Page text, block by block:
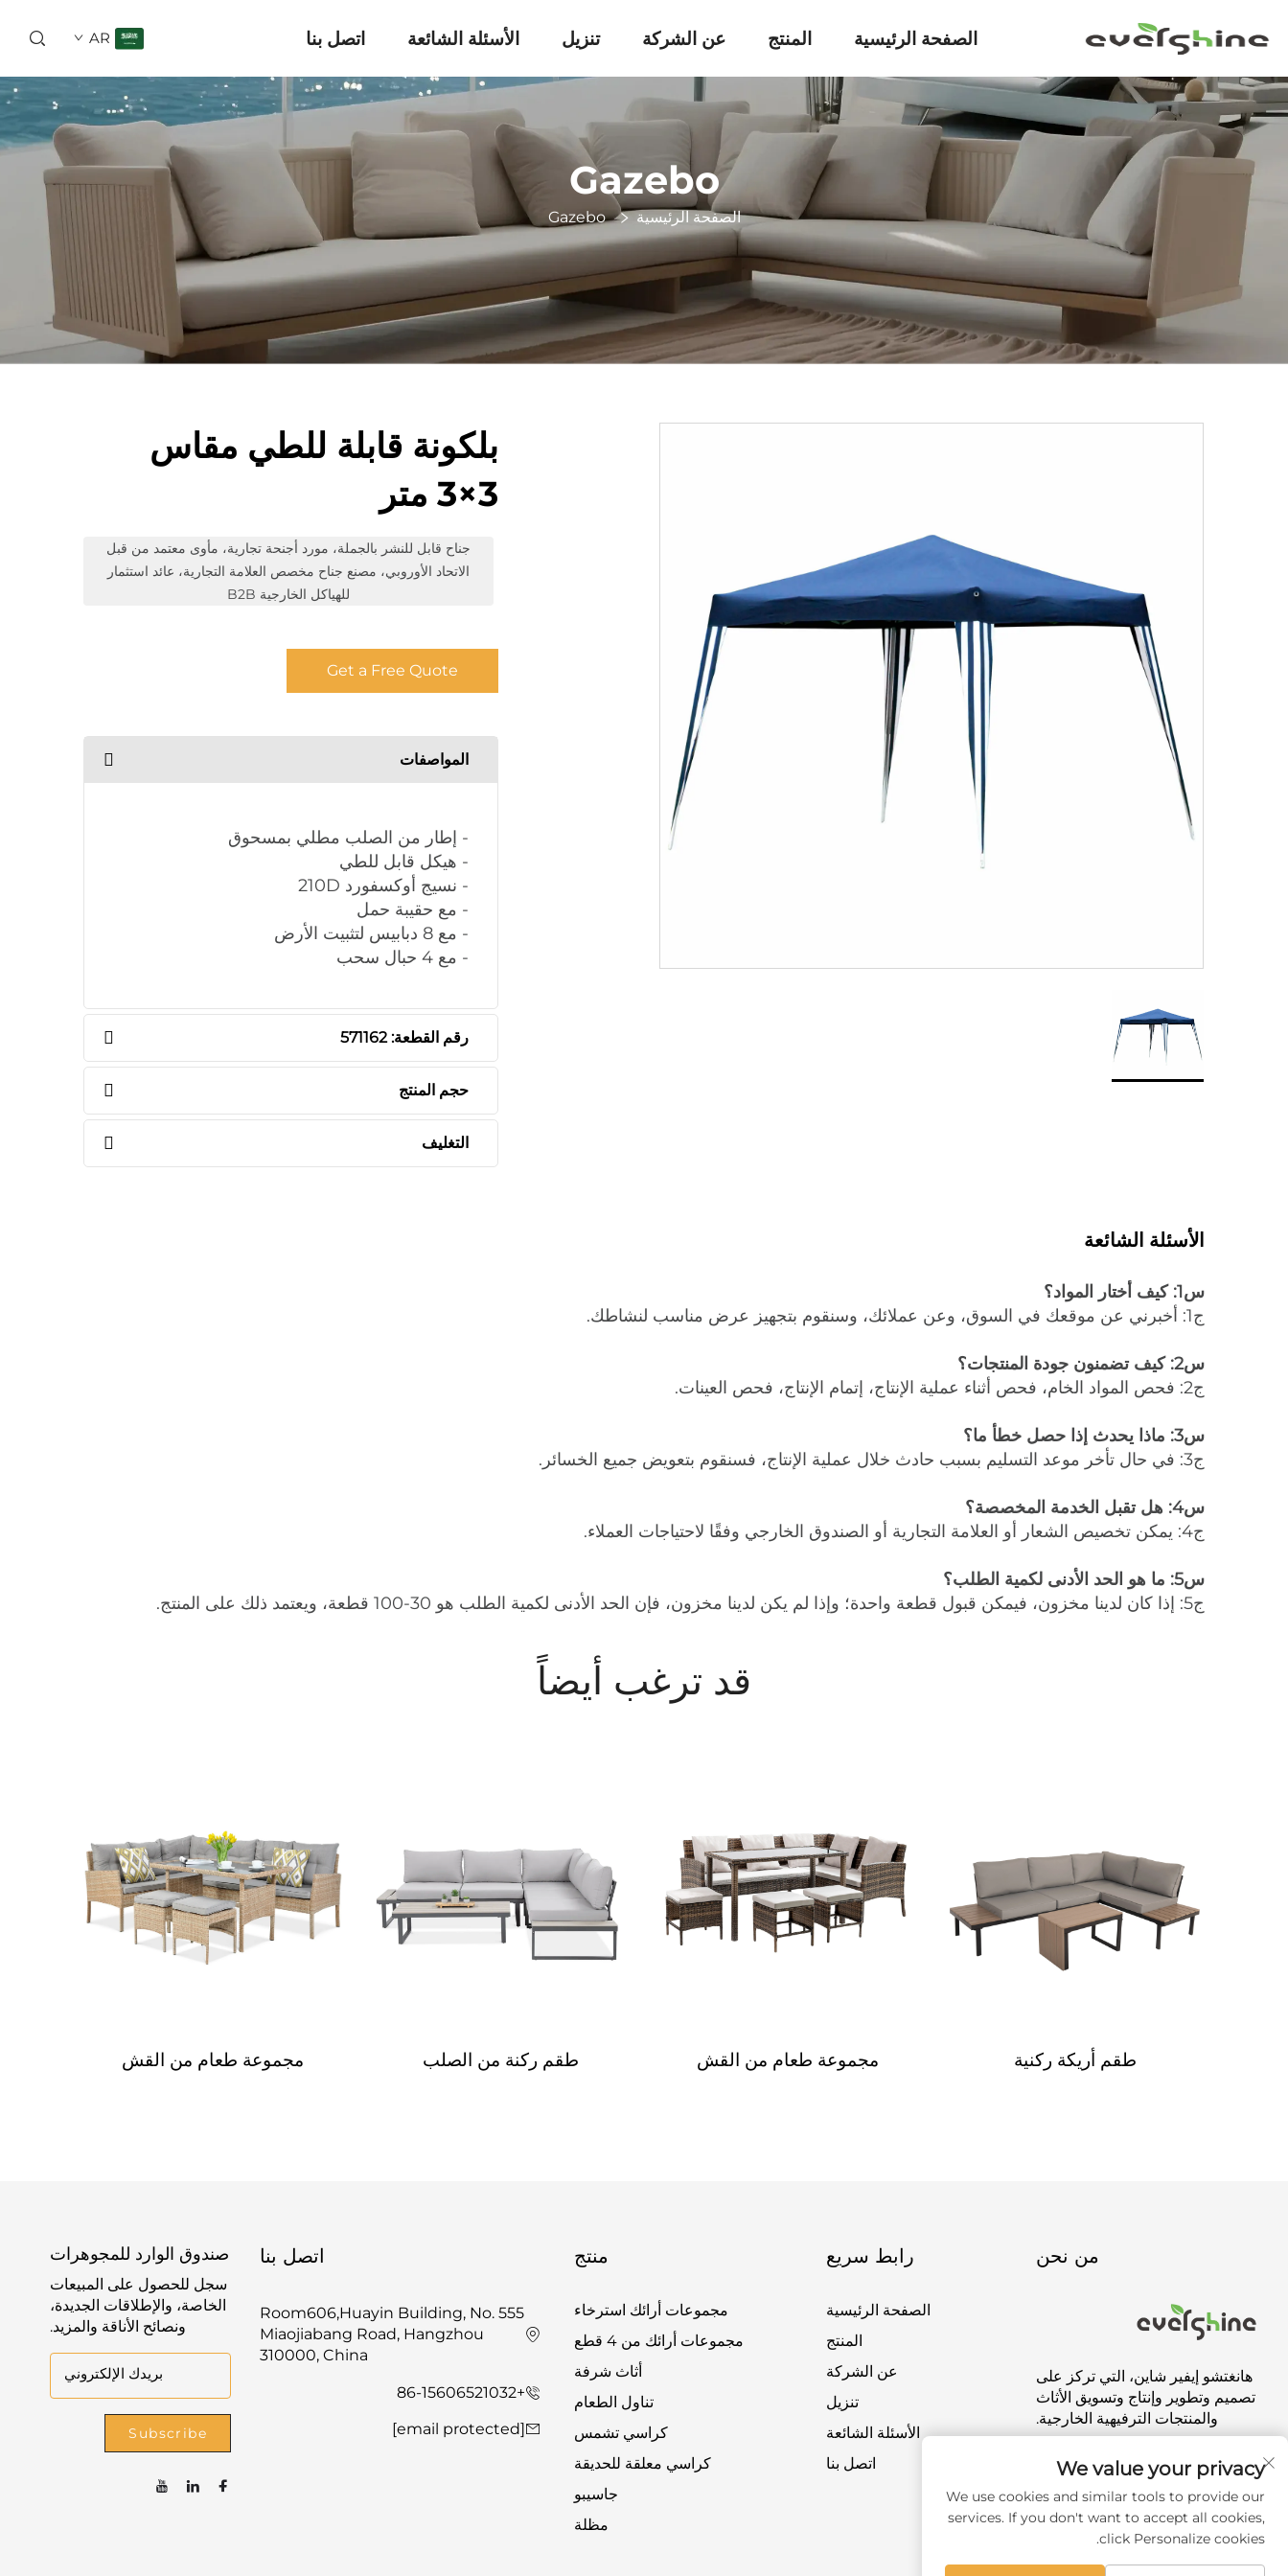
الصفحة الرئيسية المنتج عن الشركة تنزيل الأسئلة الشائعة اتصل بنا AR
Gazebo
الصفحة الرئيسية Gazebo
بلكونة قابلة للطي مقاس
3×3 متر
جناح قابل للنشر بالجملة، مورد أجنحة تجارية، مأوى معتمد من قبل
الاتحاد الأوروبي، مصنع جناح مخصص العلامة التجارية، عائد استثمار
للهياكل الخارجية B2B
Get a Free Quote
المواصفات
- إطار من الصلب مطلي بمسحوق
- هيكل قابل للطي
- نسيج أوكسفورد 210D
- مع حقيبة حمل
- مع 8 دبابيس لتثبيت الأرض
- مع 4 حبال سحب
رقم القطعة: 571162
حجم المنتج
التغليف
الأسئلة الشائعة
س1: كيف أختار المواد؟
ج1: أخبرني عن موقعك في السوق، وعن عملائك، وسنقوم بتجهيز عرض مناسب لنشاطك.
س2: كيف تضمنون جودة المنتجات؟
ج2: فحص المواد الخام، فحص أثناء عملية الإنتاج، إتمام الإنتاج، فحص العينات.
س3: ماذا يحدث إذا حصل خطأ ما؟
ج3: في حال تأخر موعد التسليم بسبب حادث خلال عملية الإنتاج، فسنقوم بتعويض جميع الخسائر.
س4: هل تقبل الخدمة المخصصة؟
ج4: يمكن تخصيص الشعار أو العلامة التجارية أو الصندوق الخارجي وفقًا لاحتياجات العملاء.
س5: ما هو الحد الأدنى لكمية الطلب؟
ج5: إذا كان لدينا مخزون، فيمكن قبول قطعة واحدة؛ وإذا لم يكن لدينا مخزون، فإن الحد الأدنى لكمية الطلب هو 30-100 قطعة، ويعتمد ذلك على المنتج.
قد ترغب أيضاً
مجموعة طعام من القش طقم ركنة من الصلب مجموعة طعام من القش طقم أريكة ركنية
من نحن
هانغتشو إيفير شاين، التي تركز على
تصميم وتطوير وإنتاج وتسويق الأثاث
والمنتجات الترفيهية الخارجية.
رابط سريع
الصفحة الرئيسية
المنتج
عن الشركة
تنزيل
الأسئلة الشائعة
اتصل بنا
منتج
مجموعات أرائك استرخاء
مجموعات أرائك من 4 قطع
أثاث شرفة
تناول الطعام
كراسي تشمس
كراسي معلقة للحديقة
جاسيبو
مظلة
اتصل بنا
Room606,Huayin Building, No. 555
Miaojiabang Road, Hangzhou
310000, China
+86-15606521032
[email protected]
صندوق الوارد للمجوهرات
سجل للحصول على المبيعات
الخاصة، والإطلاقات الجديدة،
ونصائح الأناقة والمزيد.
بريدك الإلكتروني
Subscribe
We value your privacy
We use cookies and similar tools to provide our
services. If you don't want to accept all cookies,
click Personalize cookies.